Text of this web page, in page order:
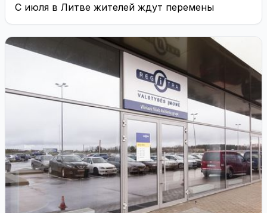
С июля в Литве жителей ждут перемены